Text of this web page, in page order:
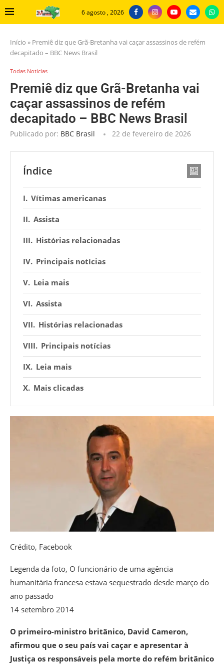
6 agosto , 2026
Início » Premiê diz que Grã-Bretanha vai caçar assassinos de refém
decapitado – BBC News Brasil
Todas Noticias
Premiê diz que Grã-Bretanha vai
caçar assassinos de refém
decapitado – BBC News Brasil
Publicado por: BBC Brasil 22 de fevereiro de 2026
Índice
Vítimas americanas
Assista
Histórias relacionadas
Principais notícias
Leia mais
Assista
Histórias relacionadas
Principais notícias
Leia mais
Mais clicadas
Crédito, Facebook
Legenda da foto, O funcionário de uma agência
humanitária francesa estava sequestrado desde março do
ano passado
14 setembro 2014
O primeiro-ministro britânico, David Cameron,
afirmou que o seu país vai caçar e apresentar à
Justiça os responsáveis pela morte do refém britânico